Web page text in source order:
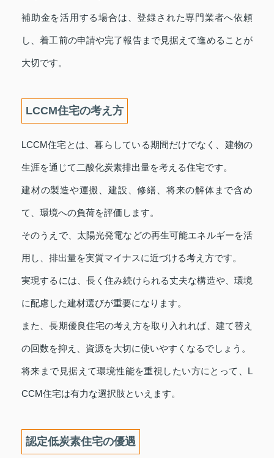
補助金を活用する場合は、登録された専門業者へ依頼
し、着工前の申請や完了報告まで見据えて進めることが
大切です。
LCCM住宅の考え方
LCCM住宅とは、暮らしている期間だけでなく、建物の
生涯を通じて二酸化炭素排出量を考える住宅です。
建材の製造や運搬、建設、修繕、将来の解体まで含め
て、環境への負荷を評価します。
そのうえで、太陽光発電などの再生可能エネルギーを活
用し、排出量を実質マイナスに近づける考え方です。
実現するには、長く住み続けられる丈夫な構造や、環境
に配慮した建材選びが重要になります。
また、長期優良住宅の考え方を取り入れれば、建て替え
の回数を抑え、資源を大切に使いやすくなるでしょう。
将来まで見据えて環境性能を重視したい方にとって、L
CCM住宅は有力な選択肢といえます。
認定低炭素住宅の優遇